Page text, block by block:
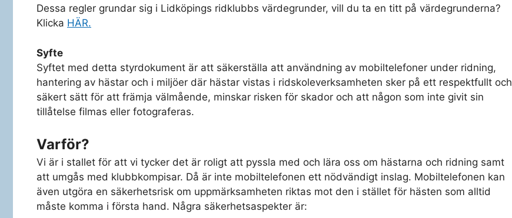
Dessa regler grundar sig i Lidköpings ridklubbs värdegrunder, vill du ta en titt på värdegrunderna?
Klicka HÄR.
Syfte
Syftet med detta styrdokument är att säkerställa att användning av mobiltelefoner under ridning,
hantering av hästar och i miljöer där hästar vistas i ridskoleverksamheten sker på ett respektfullt och
säkert sätt för att främja välmående, minskar risken för skador och att någon som inte givit sin
tillåtelse filmas eller fotograferas.
Varför?
Vi är i stallet för att vi tycker det är roligt att pyssla med och lära oss om hästarna och ridning samt
att umgås med klubbkompisar. Då är inte mobiltelefonen ett nödvändigt inslag. Mobiltelefonen kan
även utgöra en säkerhetsrisk om uppmärksamheten riktas mot den i stället för hästen som alltid
måste komma i första hand. Några säkerhetsaspekter är: